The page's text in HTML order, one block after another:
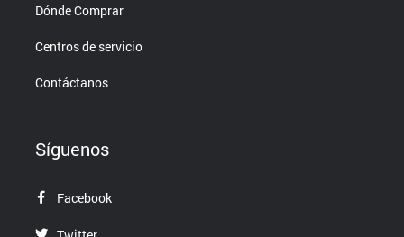
Dónde Comprar
Centros de servicio
Contáctanos
Síguenos
Facebook